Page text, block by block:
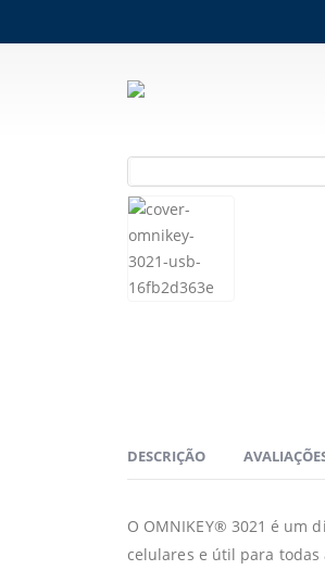
DESCRIÇÃO
O OMNIKEY® 3021 é um
celulares e útil para todas